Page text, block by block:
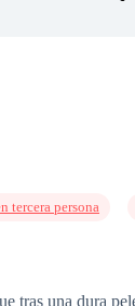
tercera persona
una dura